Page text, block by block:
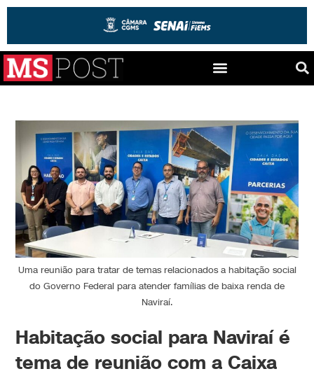
Uma reunião para tratar de temas relacionados a habitação social
do Governo Federal para atender famílias de baixa renda de
Naviraí.
Habitação social para Naviraí é
tema de reunião com a Caixa